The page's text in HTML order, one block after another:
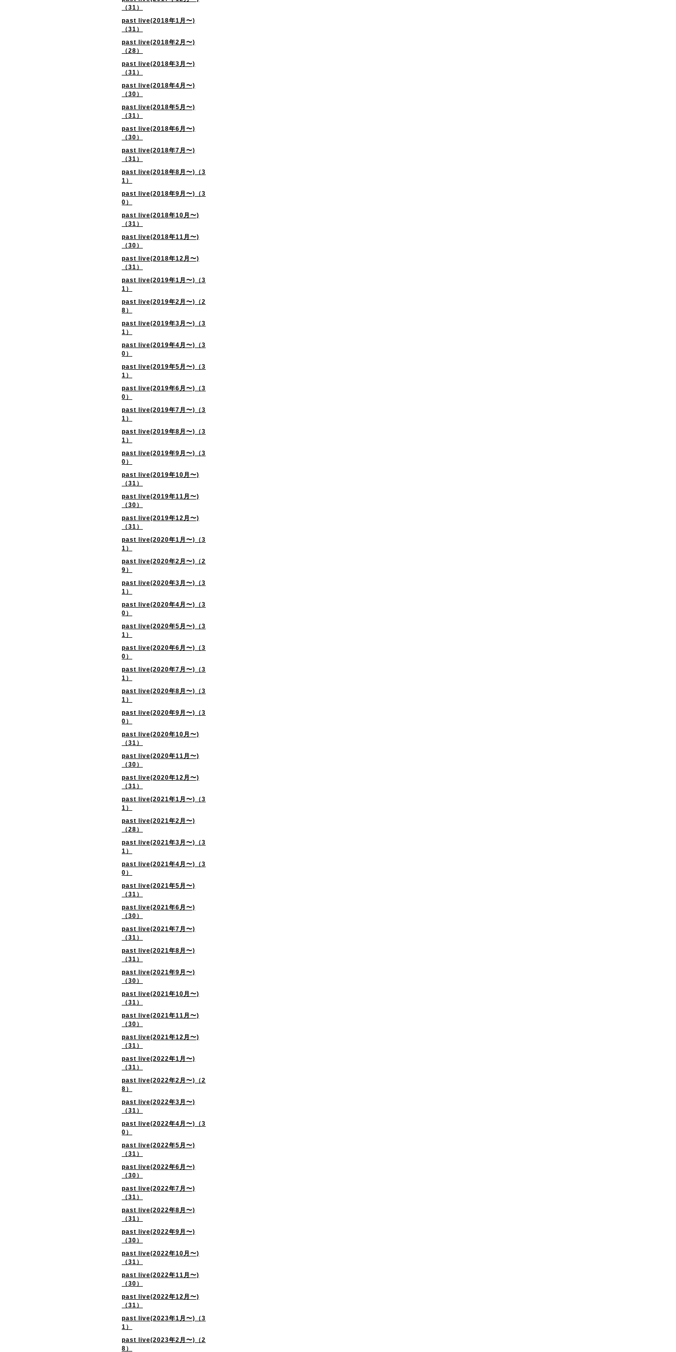
（31）
past live(2018年1月〜)
（31）
past live(2018年2月〜)
（28）
past live(2018年3月〜)
（31）
past live(2018年4月〜)
（30）
past live(2018年5月〜)
（31）
past live(2018年6月〜)
（30）
past live(2018年7月〜)
（31）
past live(2018年8月〜)（3
1）
past live(2018年9月〜)（3
0）
past live(2018年10月〜)
（31）
past live(2018年11月〜)
（30）
past live(2018年12月〜)
（31）
past live(2019年1月〜)（3
1）
past live(2019年2月〜)（2
8）
past live(2019年3月〜)（3
1）
past live(2019年4月〜)（3
0）
past live(2019年5月〜)（3
1）
past live(2019年6月〜)（3
0）
past live(2019年7月〜)（3
1）
past live(2019年8月〜)（3
1）
past live(2019年9月〜)（3
0）
past live(2019年10月〜)
（31）
past live(2019年11月〜)
（30）
past live(2019年12月〜)
（31）
past live(2020年1月〜)（3
1）
past live(2020年2月〜)（2
9）
past live(2020年3月〜)（3
1）
past live(2020年4月〜)（3
0）
past live(2020年5月〜)（3
1）
past live(2020年6月〜)（3
0）
past live(2020年7月〜)（3
1）
past live(2020年8月〜)（3
1）
past live(2020年9月〜)（3
0）
past live(2020年10月〜)
（31）
past live(2020年11月〜)
（30）
past live(2020年12月〜)
（31）
past live(2021年1月〜)（3
1）
past live(2021年2月〜)
（28）
past live(2021年3月〜)（3
1）
past live(2021年4月〜)（3
0）
past live(2021年5月〜)
（31）
past live(2021年6月〜)
（30）
past live(2021年7月〜)
（31）
past live(2021年8月〜)
（31）
past live(2021年9月〜)
（30）
past live(2021年10月〜)
（31）
past live(2021年11月〜)
（30）
past live(2021年12月〜)
（31）
past live(2022年1月〜)
（31）
past live(2022年2月〜)（2
8）
past live(2022年3月〜)
（31）
past live(2022年4月〜)（3
0）
past live(2022年5月〜)
（31）
past live(2022年6月〜)
（30）
past live(2022年7月〜)
（31）
past live(2022年8月〜)
（31）
past live(2022年9月〜)
（30）
past live(2022年10月〜)
（31）
past live(2022年11月〜)
（30）
past live(2022年12月〜)
（31）
past live(2023年1月〜)（3
1）
past live(2023年2月〜)（2
8）